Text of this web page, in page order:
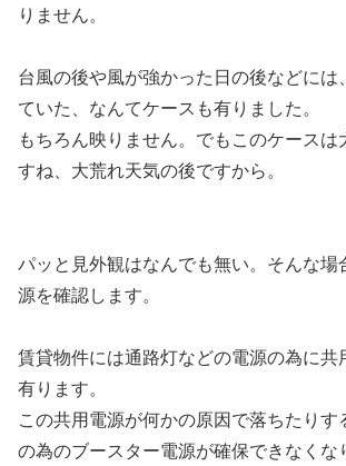
りません。
台風の後や風が強かった日の後などには
ていた、なんてケースも有りました。
もちろん映りません。でもこのケースは
すね、大荒れ天気の後ですから。
パッと見外観はなんでも無い。そんな場
源を確認します。
賃貸物件には通路灯などの電源の為に共
有ります。
この共用電源が何かの原因で落ちたりす
の為のブースター電源が確保できなくな